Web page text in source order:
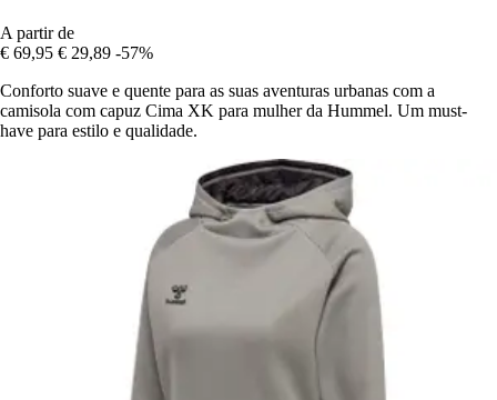
A partir de
€ 69,95 € 29,89 -57%
Conforto suave e quente para as suas aventuras urbanas com a
camisola com capuz Cima XK para mulher da Hummel. Um must-
have para estilo e qualidade.